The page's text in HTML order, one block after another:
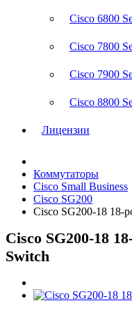
Cisco 6800
Cisco 7800
Cisco 7900
Cisco 8800
Лицензии
Коммутаторы
Cisco Small Business
Cisco SG200
Cisco SG200-18 18-
Cisco SG200-18
Switch